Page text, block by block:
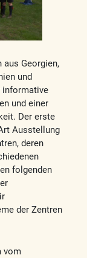
Georgien,
und
informative
und einer
Der erste
Ausstellung
deren
folgenden
der Zentren
vom